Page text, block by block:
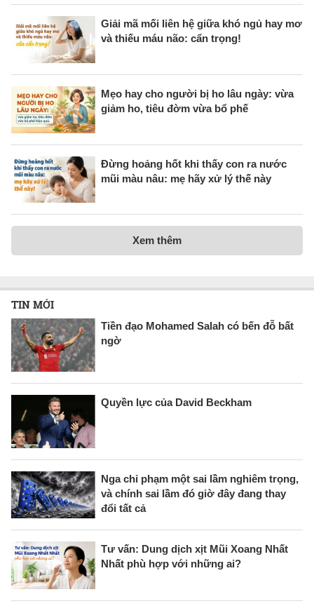
Giải mã mối liên hệ giữa khó ngủ hay mơ
và thiếu máu não: cẩn trọng!
Mẹo hay cho người bị ho lâu ngày: vừa
giảm ho, tiêu đờm vừa bổ phế
Đừng hoảng hốt khi thấy con ra nước
mũi màu nâu: mẹ hãy xử lý thế này
Xem thêm
TIN MỚI
Tiền đạo Mohamed Salah có bến đỗ bất
ngờ
Quyền lực của David Beckham
Nga chỉ phạm một sai lầm nghiêm trọng,
và chính sai lầm đó giờ đây đang thay
đổi tất cả
Tư vấn: Dung dịch xịt Mũi Xoang Nhất
Nhất phù hợp với những ai?